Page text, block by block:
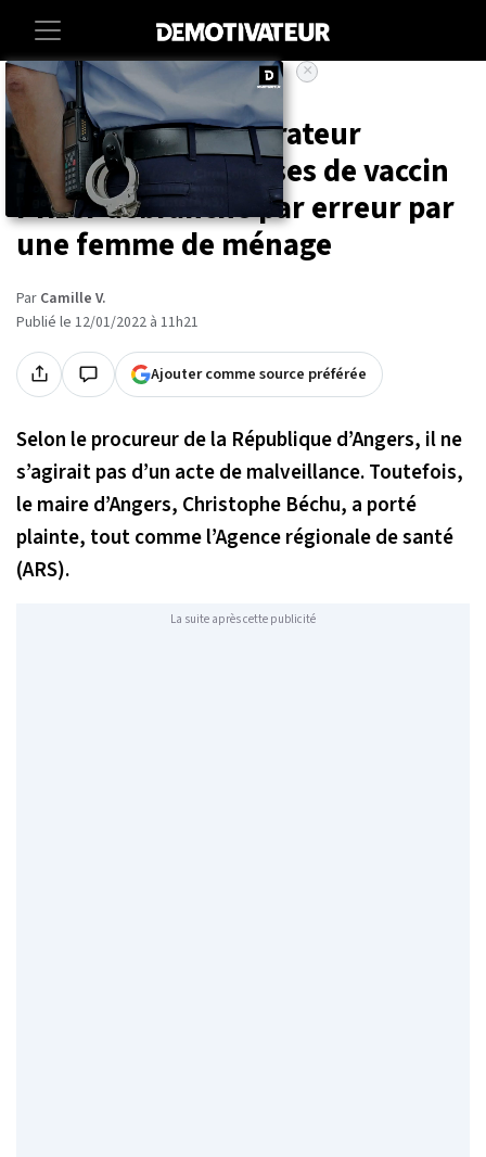
Accueil Societe
Angers : un réfrigérateur
contenant 7000 doses de vaccin
Pfizer débranché par erreur par
une femme de ménage
Par Camille V.
Publié le 12/01/2022 à 11h21
Ajouter comme source préférée
×
Selon le procureur de la République d’Angers, il ne
s’agirait pas d’un acte de malveillance. Toutefois,
le maire d’Angers, Christophe Béchu, a porté
plainte, tout comme l’Agence régionale de santé
(ARS).
La suite après cette publicité